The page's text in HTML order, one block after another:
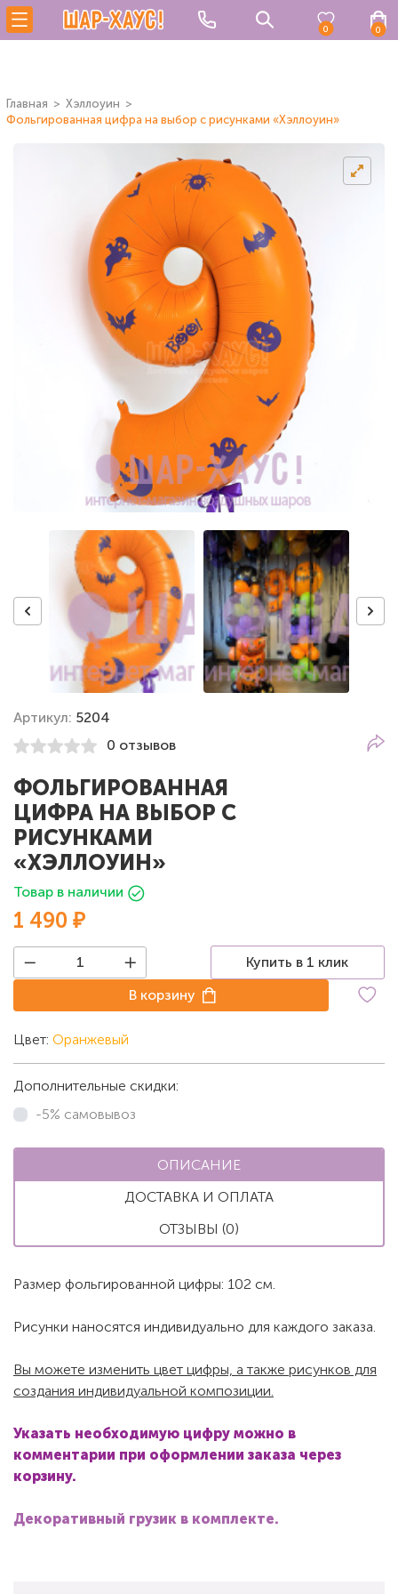
0 0
Главная
Хэллоуин
Фольгированная цифра на выбор с рисунками «Хэллоуин»
Артикул: 5204
0 отзывов
ФОЛЬГИРОВАННАЯ
ЦИФРА НА ВЫБОР С
РИСУНКАМИ
«ХЭЛЛОУИН»
Товар в наличии
1 490 ₽
Купить в 1 клик
В корзину
Цвет: Оранжевый
Дополнительные скидки:
-5% самовывоз
ОПИСАНИЕ
ДОСТАВКА И ОПЛАТА
ОТЗЫВЫ (0)
Размер фольгированной цифры: 102 см.
Рисунки наносятся индивидуально для каждого заказа.
Вы можете изменить цвет цифры, а также рисунков для
создания индивидуальной композиции.
Указать необходимую цифру можно в
комментарии при оформлении заказа через
корзину.
Декоративный грузик в комплекте.